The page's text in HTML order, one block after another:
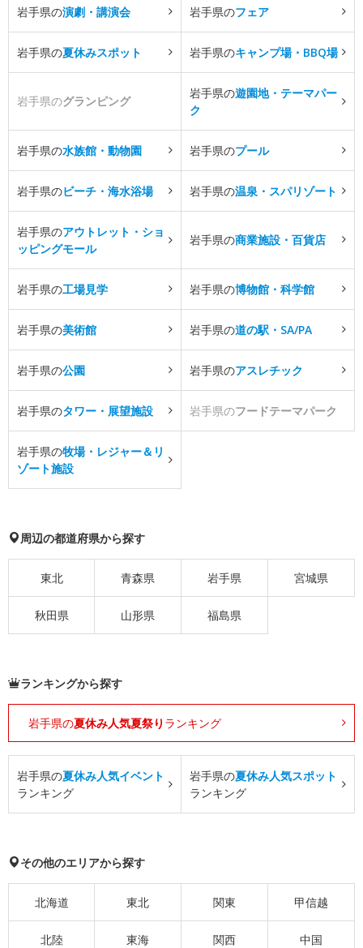
岩手県の演劇・講演会 岩手県のフェア
岩手県の夏休みスポット 岩手県のキャンプ場・BBQ場
岩手県のグランピング
岩手県の遊園地・テーマパー
ク
岩手県の水族館・動物園 岩手県のプール
岩手県のビーチ・海水浴場 岩手県の温泉・スパリゾート
岩手県のアウトレット・ショ
ッピングモール
岩手県の商業施設・百貨店
岩手県の工場見学 岩手県の博物館・科学館
岩手県の美術館 岩手県の道の駅・SA/PA
岩手県の公園 岩手県のアスレチック
岩手県のタワー・展望施設 岩手県のフードテーマパーク
岩手県の牧場・レジャー＆リ
ゾート施設
周辺の都道府県から探す
東北 青森県 岩手県 宮城県
秋田県 山形県 福島県
ランキングから探す
岩手県の夏休み人気夏祭り ランキング
岩手県の夏休み人気イベント
ランキング
岩手県の夏休み人気スポット
ランキング
その他のエリアから探す
北海道 東北 関東 甲信越
北陸 東海 関西 中国